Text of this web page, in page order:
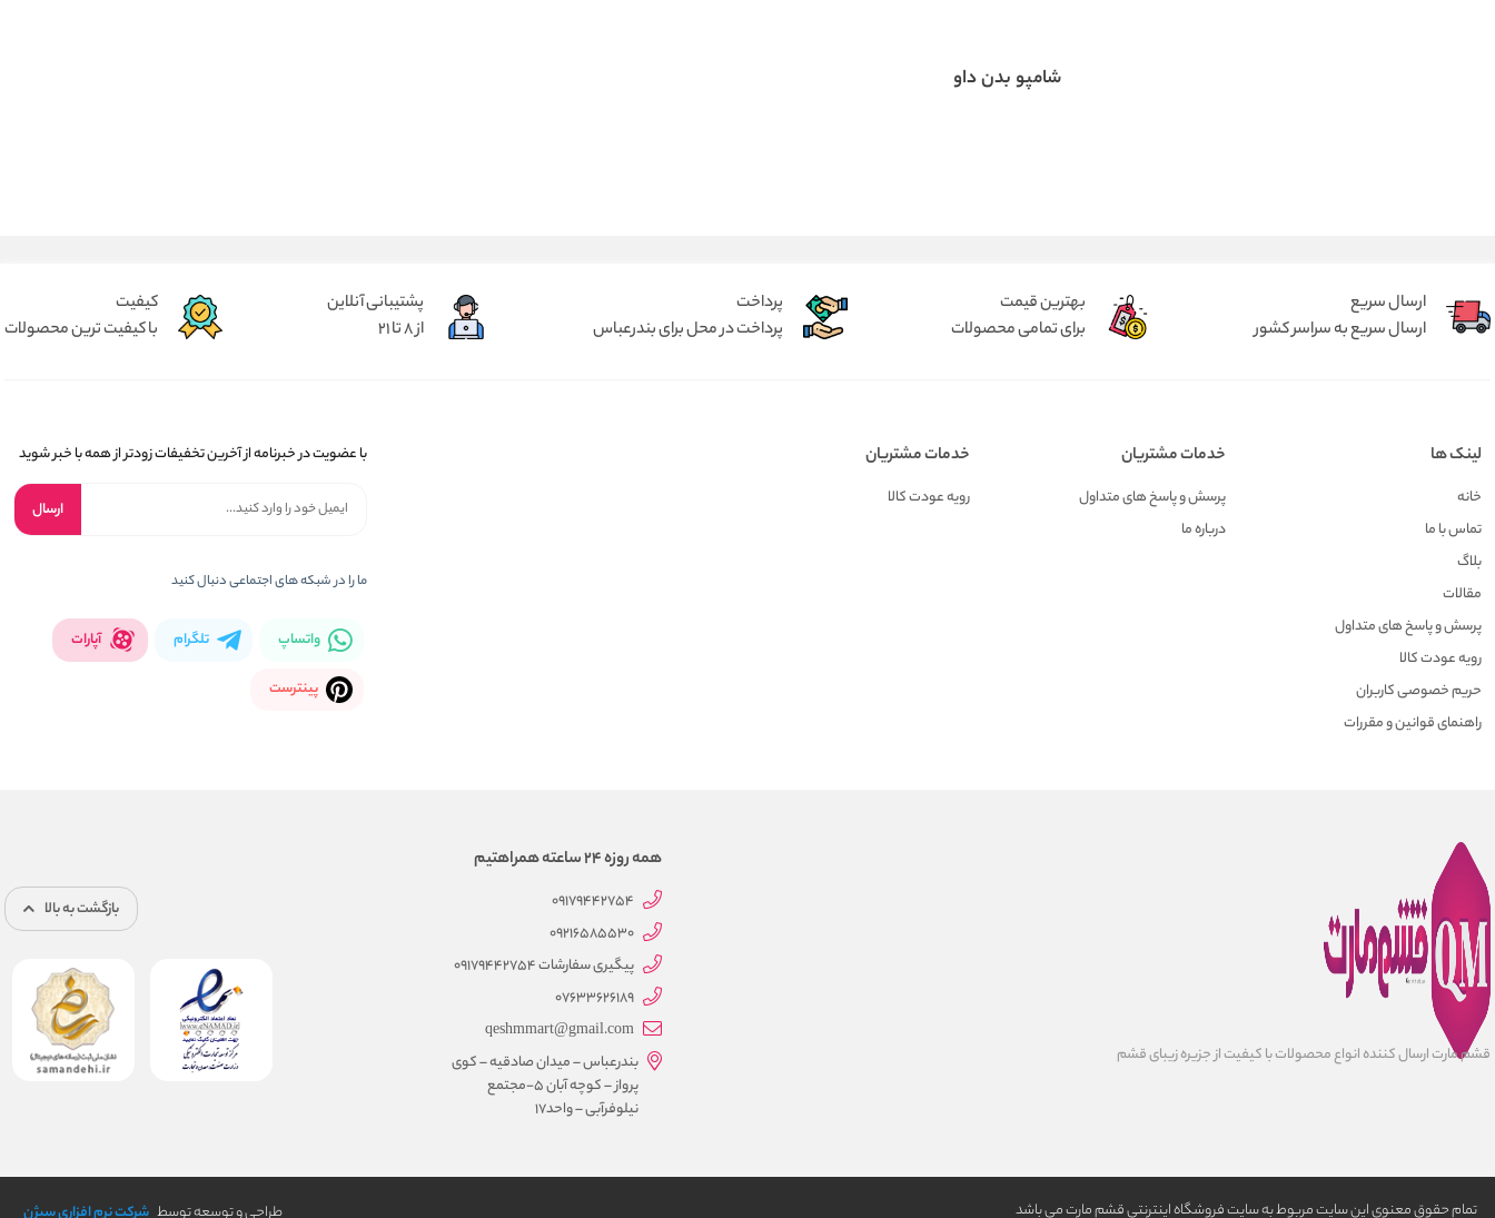
شامپو بدن داو
ارسال سریع
ارسال سریع به سراسر کشور
بهترین قیمت
برای تمامی محصولات
پرداخت
پرداخت در محل برای بندرعباس
پشتیبانی آنلاین
از 8 تا 21
کیفیت
با کیفیت ترین محصولات
لینک ها
خانه
تماس با ما
بلاگ
مقالات
پرسش و پاسخ های متداول
رویه عودت کالا
حریم خصوصی کاربران
راهنمای قوانین و مقررات
خدمات مشتریان
پرسش و پاسخ های متداول
درباره ما
خدمات مشتریان
رویه عودت کالا
با عضویت در خبرنامه از آخرین تخفیفات زودتر از همه با خبر شوید
ارسال
ما را در شبکه های اجتماعی دنبال کنید
واتساپ تلگرام آپارات
پینترست
قشم مارت ارسال کننده انواع محصولات با کیفیت از جزیره زیبای قشم
همه روزه 24 ساعته همراهتیم
09179442754
09216585530
پیگیری سفارشات 09179442754
07633626189
qeshmmart@gmail.com
بندرعباس – میدان صادقیه – کوی
پرواز – کوچه آبان 5-مجتمع
نیلوفرآبی – واحد17
بازگشت به بالا
تمام حقوق معنوی این سایت مربوط به سایت فروشگاه اینترنتی قشم مارت می باشد